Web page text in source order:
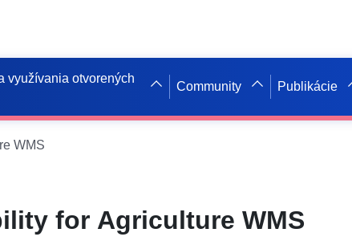
využívania otvorených
Community Publikácie
WMS
for Agriculture WMS